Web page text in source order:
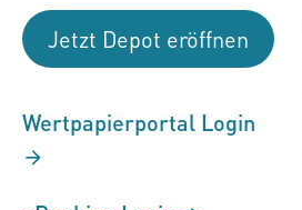
Jetzt Depot eröffnen
Wertpapierportal Login